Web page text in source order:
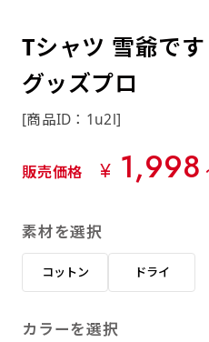
Tシャツ 雪爺で
グッズプロ
[商品ID：1u2l]
販売価格 ¥ 1,998
素材を選択
コットン ドライ
カラーを選択
つくった、◯◯のぼり
ません。
リピート（要画像確認
弊社よりJPG画像をお
入稿（AI／PSD）
購入時の案内に沿って
する場合があります。
セル不可となります。
幅は標準サイズですが高
近距離の歩行者や、特に
幅は標準サイズですが高
近距離の歩行者や、特に
上下チチ
チチ無し
上左右チチ
（上と左右）
ハトメ四隅
ポンジをやや厚くした
べると約2倍の厚みがあ